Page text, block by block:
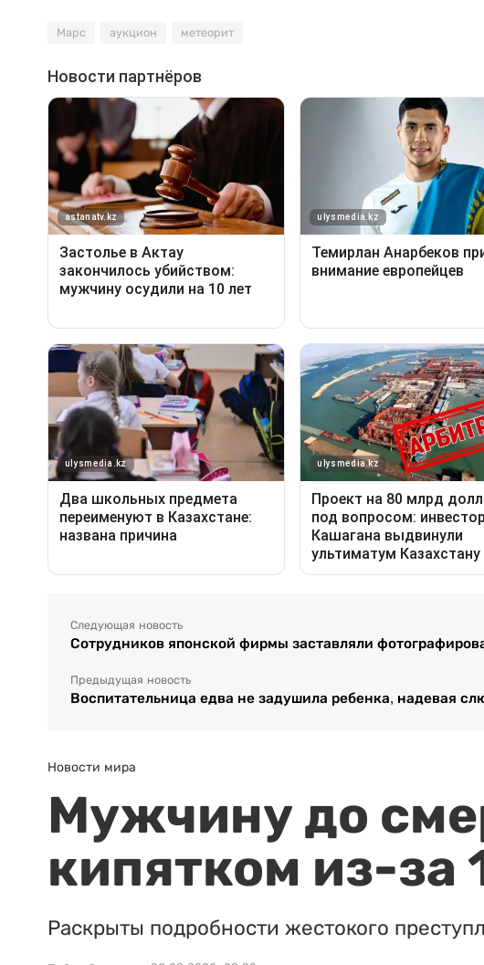
Марс аукцион метеорит
Следующая новость
Сотрудников японской фирмы заставляли
Предыдущая новость
Воспитательница едва не задушила ребенка, надевая
Новости мира
Мужчину до
кипятком из-за
Раскрыты подробности жестокого